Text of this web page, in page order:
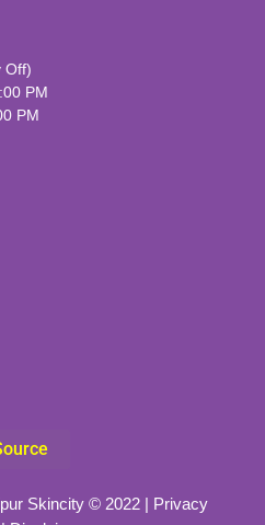
Off)
PM
PM
Skincity © 2022 | Privacy